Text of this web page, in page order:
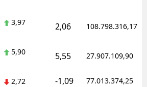
3,97 2,06 108.798.316,17
5,90 5,55 27.907.109,90
2,72 -1,09 77.013.374,25